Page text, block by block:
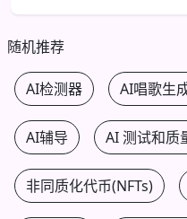
随机推荐
AI检测器 AI唱歌生
AI辅导 AI 测试和质
非同质化代币(NFTs)